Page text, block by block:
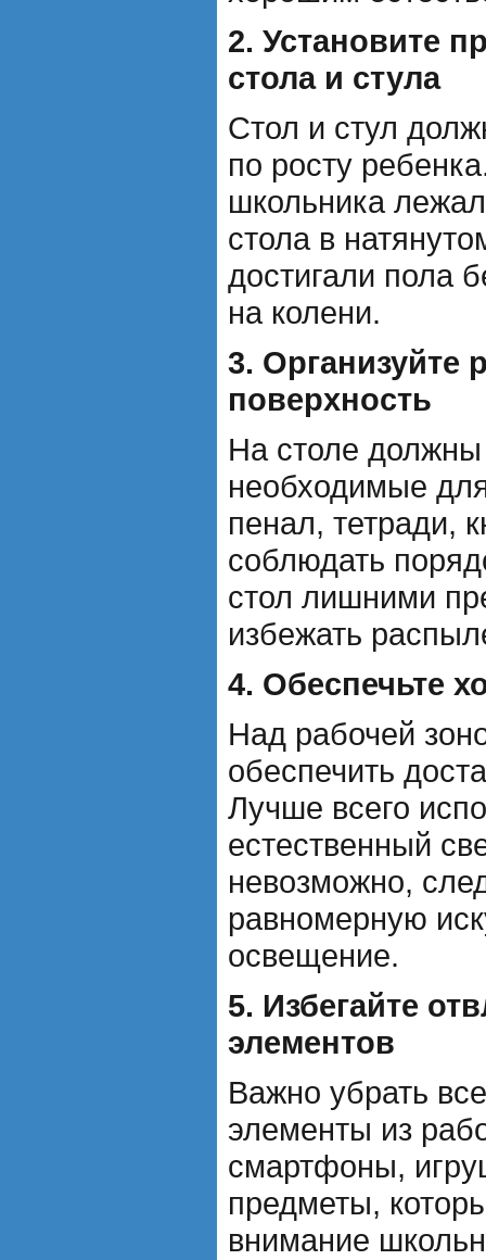
2. Установите
стола и стула
Стол и стул
по росту
школьника
стола в
достигали пола
на колени.
3. Организуйте
поверхность
На столе
необходимые
пенал, тетради,
соблюдать
стол лишними
избежать
4. Обеспечьте
Над рабочей
обеспечить
Лучше всего
естественный
невозможно,
равномерную
освещение.
5. Избегайте
элементов
Важно убрать
элементы из
смартфоны,
предметы,
внимание